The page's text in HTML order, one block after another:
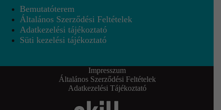
Bemutatóterem
Általános Szerződési Feltételek
Adatkezelési tájékoztató
Süti kezelési tájékoztató
Impresszum
Általános Szerződési Feltételek
Adatkezelési Tájékoztató